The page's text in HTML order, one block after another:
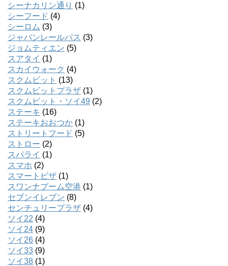
シーナカリン通り (1)
シーフード (4)
シーロム (3)
ジャパンレールパス (3)
ジョムティエン (5)
スアタイ (1)
スカイウォーク (4)
スクムビット (13)
スクムビットプラザ (1)
スクムビット・ソイ49 (2)
ステーキ (16)
ステーキおおつか (1)
ストリートフード (5)
ストロー (2)
スパライ (1)
スマホ (2)
スマートビザ (1)
スワンナプーム空港 (1)
セブンイレブン (8)
センチュリープラザ (4)
ソイ22 (4)
ソイ24 (9)
ソイ26 (4)
ソイ33 (9)
ソイ38 (1)